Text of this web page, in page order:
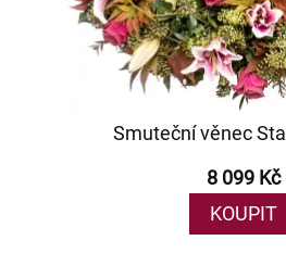
Smuteční věnec
8 099 Kč
KOUPIT